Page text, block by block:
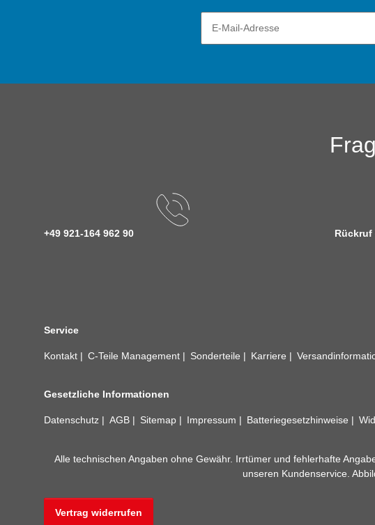
+49 921-164 962 90 Rückruf
Service
Kontakt C-Teile Management Sonderteile Karriere
Gesetzliche Informationen
Datenschutz AGB Sitemap Impressum Batteriegesetzhinweise
Alle technischen Angaben ohne Gewähr. Irrtümer und fehlerhafte
unseren Kundenservice.
Vertrag widerrufen